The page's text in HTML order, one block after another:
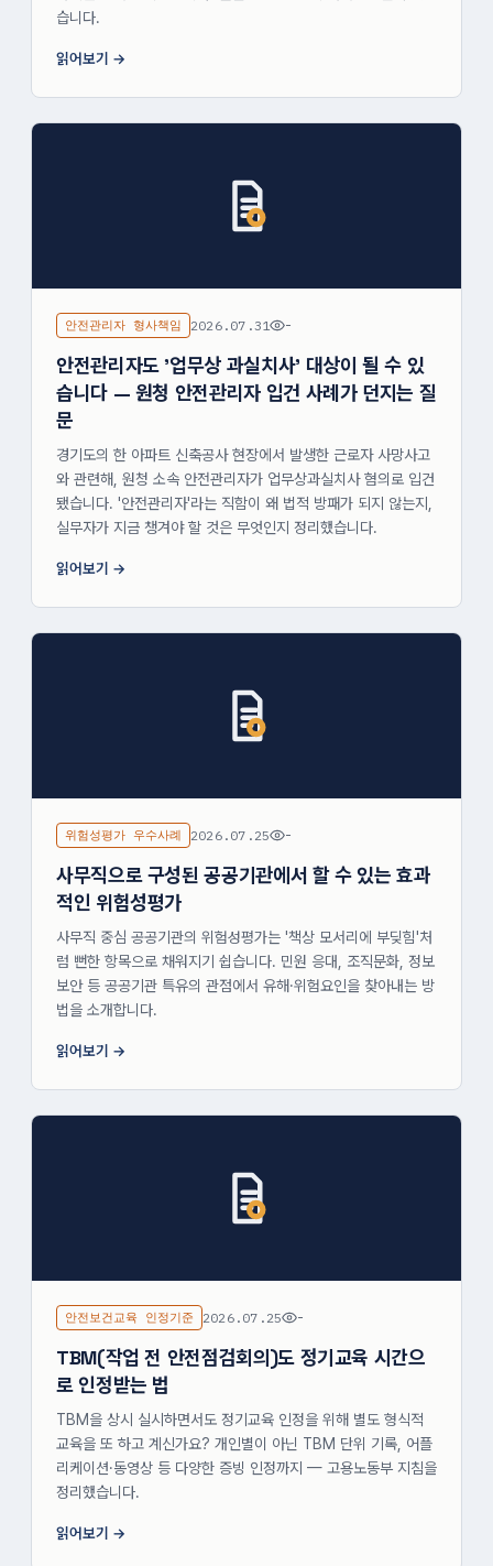
습니다.
읽어보기
안전관리자 형사책임 2026.07.31 -
안전관리자도 '업무상 과실치사' 대상이 될 수 있
습니다 — 원청 안전관리자 입건 사례가 던지는 질
문
경기도의 한 아파트 신축공사 현장에서 발생한 근로자 사망사고
와 관련해, 원청 소속 안전관리자가 업무상과실치사 혐의로 입건
됐습니다. '안전관리자'라는 직함이 왜 법적 방패가 되지 않는지,
실무자가 지금 챙겨야 할 것은 무엇인지 정리했습니다.
읽어보기
위험성평가 우수사례 2026.07.25 -
사무직으로 구성된 공공기관에서 할 수 있는 효과
적인 위험성평가
사무직 중심 공공기관의 위험성평가는 '책상 모서리에 부딪힘'처
럼 뻔한 항목으로 채워지기 쉽습니다. 민원 응대, 조직문화, 정보
보안 등 공공기관 특유의 관점에서 유해·위험요인을 찾아내는 방
법을 소개합니다.
읽어보기
안전보건교육 인정기준 2026.07.25 -
TBM(작업 전 안전점검회의)도 정기교육 시간으
로 인정받는 법
TBM을 상시 실시하면서도 정기교육 인정을 위해 별도 형식적
교육을 또 하고 계신가요? 개인별이 아닌 TBM 단위 기록, 어플
리케이션·동영상 등 다양한 증빙 인정까지 — 고용노동부 지침을
정리했습니다.
읽어보기